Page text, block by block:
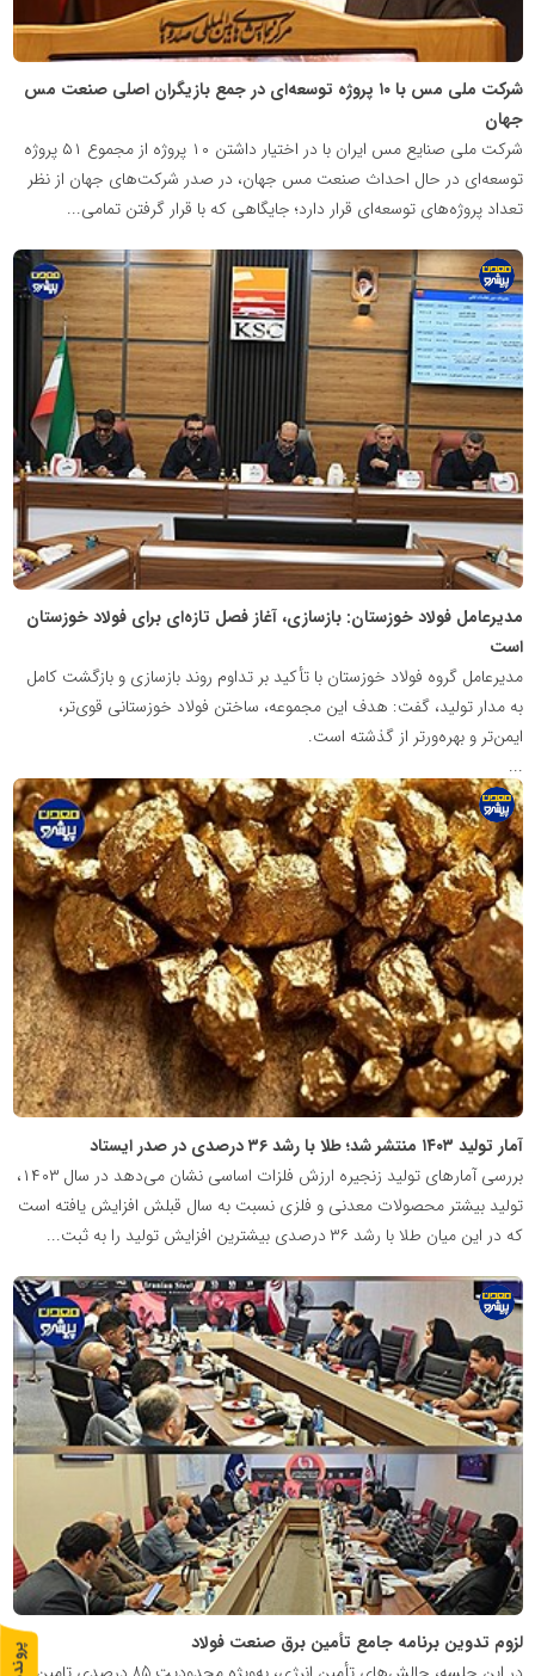
شرکت ملی مس با ۱۰ پروژه توسعه‌ای در جمع بازیگران اصلی صنعت مس
جهان
شرکت ملی صنایع مس ایران با در اختیار داشتن ۱۰ پروژه از مجموع ۵۱ پروژه
توسعه‌ای در حال احداث صنعت مس جهان، در صدر شرکت‌های جهان از نظر
تعداد پروژه‌های توسعه‌ای قرار دارد؛ جایگاهی که با قرار گرفتن تمامی...
مدیرعامل فولاد خوزستان: بازسازی، آغاز فصل تازه‌ای برای فولاد خوزستان
است
مدیرعامل گروه فولاد خوزستان با تأکید بر تداوم روند بازسازی و بازگشت کامل
به مدار تولید، گفت: هدف این مجموعه، ساختن فولاد خوزستانی قوی‌تر،
ایمن‌تر و بهره‌ورتر از گذشته است.
...
پایگاه
اطلاع
رسانی
معدن
پیشرو
آمار تولید ۱۴۰۳ منتشر شد؛ طلا با رشد ۳۶ درصدی در صدر ایستاد
بررسی آمارهای تولید زنجیره ارزش فلزات اساسی نشان می‌دهد در سال ۱۴۰۳،
تولید بیشتر محصولات معدنی و فلزی نسبت به سال قبلش افزایش یافته است
که در این میان طلا با رشد ۳۶ درصدی بیشترین افزایش تولید را به ثبت...
پایگاه
اطلاع
رسانی
معدن
پیشرو
لزوم تدوین برنامه جامع تأمین برق صنعت فولاد
پایگاه
اطلاع
رسانی
معدن
پیشرو
پ
1